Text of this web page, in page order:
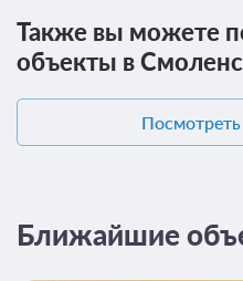
Стандартный номер
как для одноместного, так и
телефон, Wi-fi, шкаф для
туалет, душевые и
19м Телевизор
2 гостя
Также вы можете
объекты в
Ближайшие